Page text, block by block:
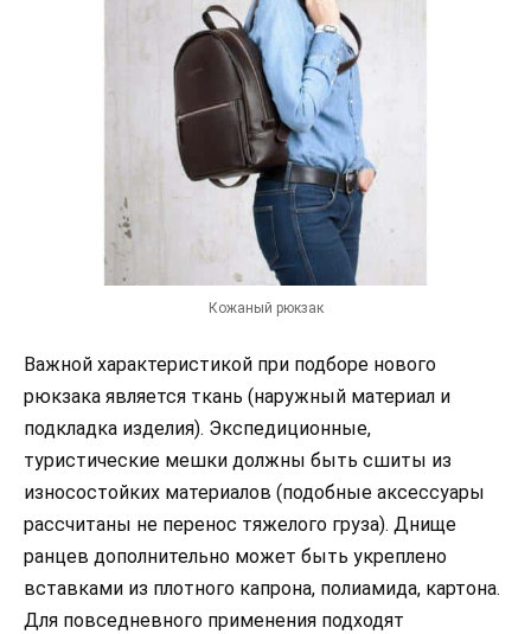
Кожаный рюкзак
Важной характеристикой при подборе нового
рюкзака является ткань (наружный материал и
подкладка изделия). Экспедиционные,
туристические мешки должны быть сшиты из
износостойких материалов (подобные аксессуары
рассчитаны не перенос тяжелого груза). Днище
ранцев дополнительно может быть укреплено
вставками из плотного капрона, полиамида, картона.
Для повседневного применения подходят